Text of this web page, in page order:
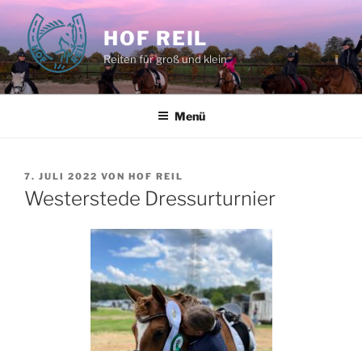
Zum
Inhalt
springen
HOF REIL
Reiten für groß und klein
Menü
VERÖFFENTLICHT
AM
7. JULI 2022 VON HOF REIL
Westerstede Dressurturnier